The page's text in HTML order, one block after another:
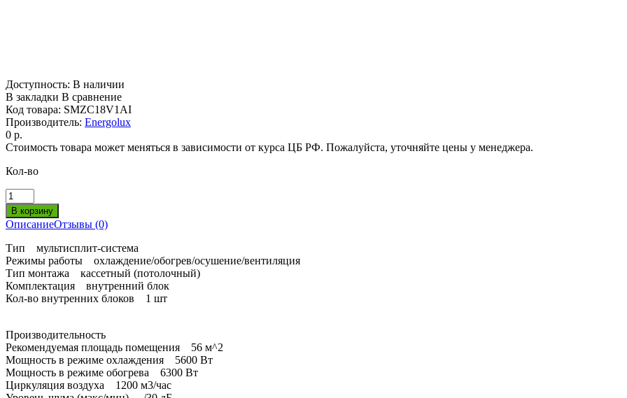
Доступность: В наличии
В закладки В сравнение
Код товара: SMZC18V1AI
Производитель: Energolux
0 р.
Стоимость товара может меняться в зависимости от курса ЦБ РФ. Пожалуйста, уточняйте цены у менеджера.
Кол-во
ОписаниеОтзывы (0)
Тип мультисплит-система
Режимы работы охлаждение/обогрев/осушение/вентиляция
Тип монтажа кассетный (потолочный)
Комплектация внутренний блок
Кол-во внутренних блоков 1 шт
Производительность
Рекомендуемая площадь помещения 56 м^2
Мощность в режиме охлаждения 5600 Вт
Мощность в режиме обогрева 6300 Вт
Циркуляция воздуха 1200 м3/час